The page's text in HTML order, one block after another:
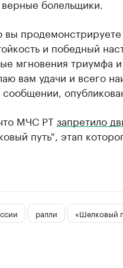
болельщики.
вы
и победный
мгновения триумфа
вам удачи и всего
сообщении,
МЧС РТзапретило
путь", этап
ралли «Шелковый